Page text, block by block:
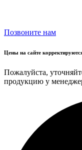
Позвоните нам
Цены на сайте
Пожалуйста,
продукцию у